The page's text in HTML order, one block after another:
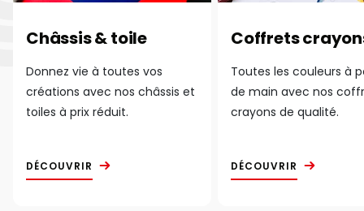
Châssis & toile
Donnez vie à toutes vos
créations avec nos châssis et
toiles à prix réduit.
DÉCOUVRIR
Coffrets
Toutes les couleurs à
de main avec nos
crayons de qualité.
DÉCOUVRIR